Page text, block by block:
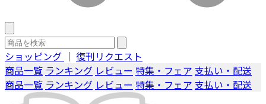
ショッピング ｜ 復刊リクエスト
商品一覧 ランキング レビュー 特集・フェア 支払い・配送
商品一覧 ランキング レビュー 特集・フェア 支払い・配送